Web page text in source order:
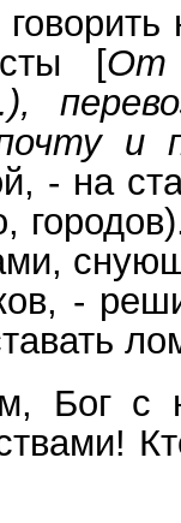
[От
и
- на
-
Бог с